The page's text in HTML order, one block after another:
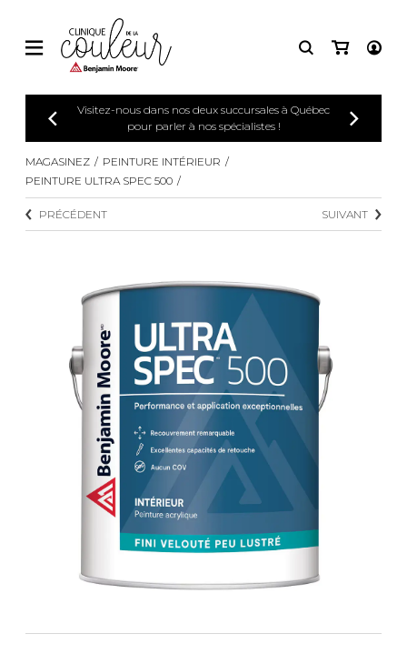
Visitez-nous dans nos deux succursales à Québec
pour parler à nos spécialistes !
MAGASINEZ
PEINTURE INTÉRIEUR
PEINTURE ULTRA SPEC 500
PRÉCÉDENT SUIVANT